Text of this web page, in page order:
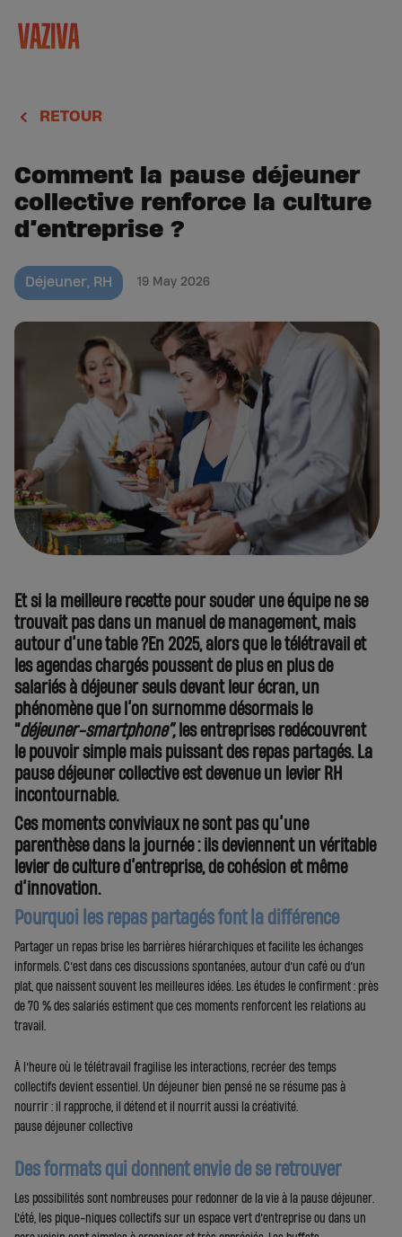
RETOUR
Comment la pause déjeuner
collective renforce la culture
d’entreprise ?
Déjeuner, RH 19 May 2026
Et si la meilleure recette pour souder une équipe ne se
trouvait pas dans un manuel de management, mais
autour d’une table ?En 2025, alors que le télétravail et
les agendas chargés poussent de plus en plus de
salariés à déjeuner seuls devant leur écran, un
phénomène que l’on surnomme désormais le
“déjeuner-smartphone”,les entreprises redécouvrent
le pouvoir simple mais puissant des repas partagés. La
pause déjeuner collective est devenue un levier RH
incontournable.
Ces moments conviviaux ne sont pas qu’une
parenthèse dans la journée : ils deviennent un véritable
levier de culture d’entreprise, de cohésion et même
d’innovation.
Pourquoi les repas partagés font la différence
Partager un repas brise les barrières hiérarchiques et facilite les échanges
informels. C’est dans ces discussions spontanées, autour d’un café ou d’un
plat, que naissent souvent les meilleures idées. Les études le confirment : près
de 70 % des salariés estiment que ces moments renforcent les relations au
travail.
À l’heure où le télétravail fragilise les interactions, recréer des temps
collectifs devient essentiel. Un déjeuner bien pensé ne se résume pas à
nourrir : il rapproche, il détend et il nourrit aussi la créativité.
pause déjeuner collective
Des formats qui donnent envie de se retrouver
Les possibilités sont nombreuses pour redonner de la vie à la pause déjeuner.
L’été, les pique-niques collectifs sur un espace vert d’entreprise ou dans un